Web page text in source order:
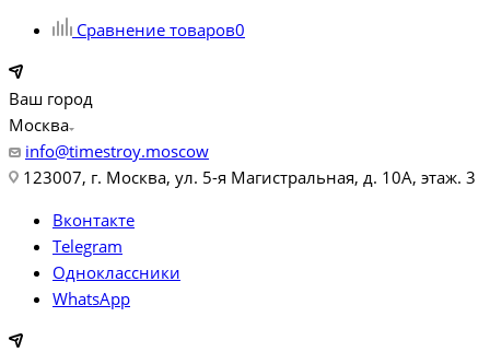
Сравнение товаров0
Ваш город
Москва
info@timestroy.moscow
123007, г. Москва, ул. 5-я Магистральная, д. 10А, этаж. 3
Вконтакте
Telegram
Одноклассники
WhatsApp